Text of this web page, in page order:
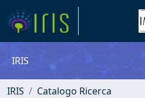
IRIS
IRIS
Catalogo Ricerca